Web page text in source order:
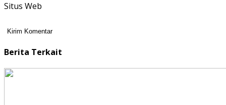
Situs Web
Berita Terkait